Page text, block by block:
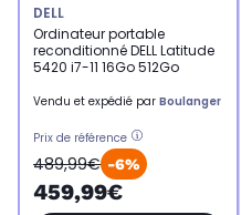
DELL
Ordinateur portable
reconditionné DELL Latitude
5420 i7-11 16Go 512Go
Vendu et expédié par Boulanger
Prix de référence
489,99€ -6%
459,99€